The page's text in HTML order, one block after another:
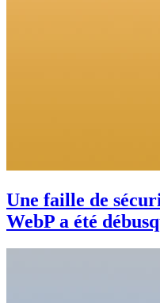
Une faille de
WebP a été